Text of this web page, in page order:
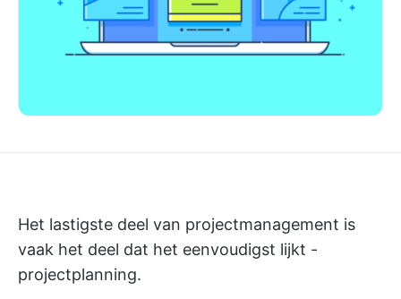
Het lastigste deel van projectmanagement is
vaak het deel dat het eenvoudigst lijkt -
projectplanning.